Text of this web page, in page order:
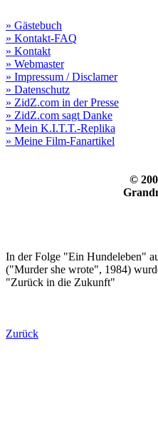
» Gästebuch
» Kontakt-FAQ
» Kontakt
» Webmaster
» Impressum / Disclamer
» Datenschutz
» ZidZ.com in der Presse
» ZidZ.com sagt Danke
» Mein K.I.T.T.-Replika
» Meine Film-Fanartikel
©
In der Folge "Ein Hundeleben"
("Murder she wrote", 1984)
"Zurück in die Zukunft"
Zurück